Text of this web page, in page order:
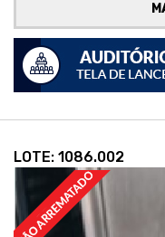
LOTE: 1086.002